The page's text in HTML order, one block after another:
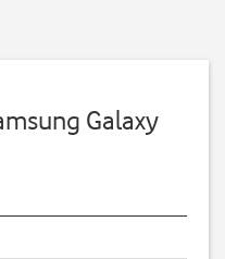
Galaxy